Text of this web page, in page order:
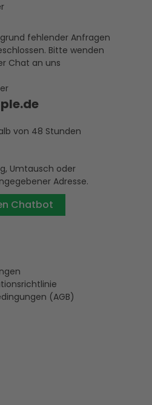
fehlender Anfragen
Bitte wenden
Chat an uns
von 48 Stunden
Umtausch oder
Adresse.
Chatbot
(AGB)